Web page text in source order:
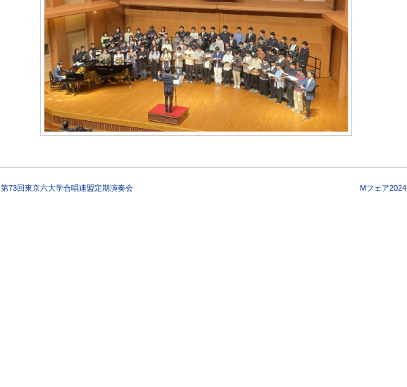
第73回東京六大学合唱連盟定期演奏会 Mフェア2024